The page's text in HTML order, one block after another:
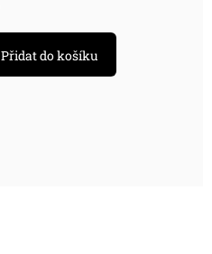
Přidat do košíku